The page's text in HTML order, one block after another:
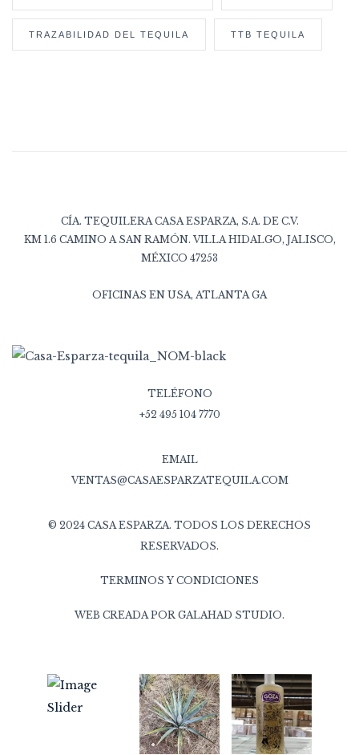
TRAZABILIDAD DEL TEQUILA TTB TEQUILA
CÍA. TEQUILERA CASA ESPARZA, S.A. DE C.V.
KM 1.6 CAMINO A SAN RAMÓN. VILLA HIDALGO, JALISCO,
MÉXICO 47253
OFICINAS EN USA, ATLANTA GA
TELÉFONO
+52 495 104 7770
EMAIL
VENTAS@CASAESPARZATEQUILA.COM
© 2024 CASA ESPARZA. TODOS LOS DERECHOS
RESERVADOS.
TERMINOS Y CONDICIONES
WEB CREADA POR GALAHAD STUDIO.